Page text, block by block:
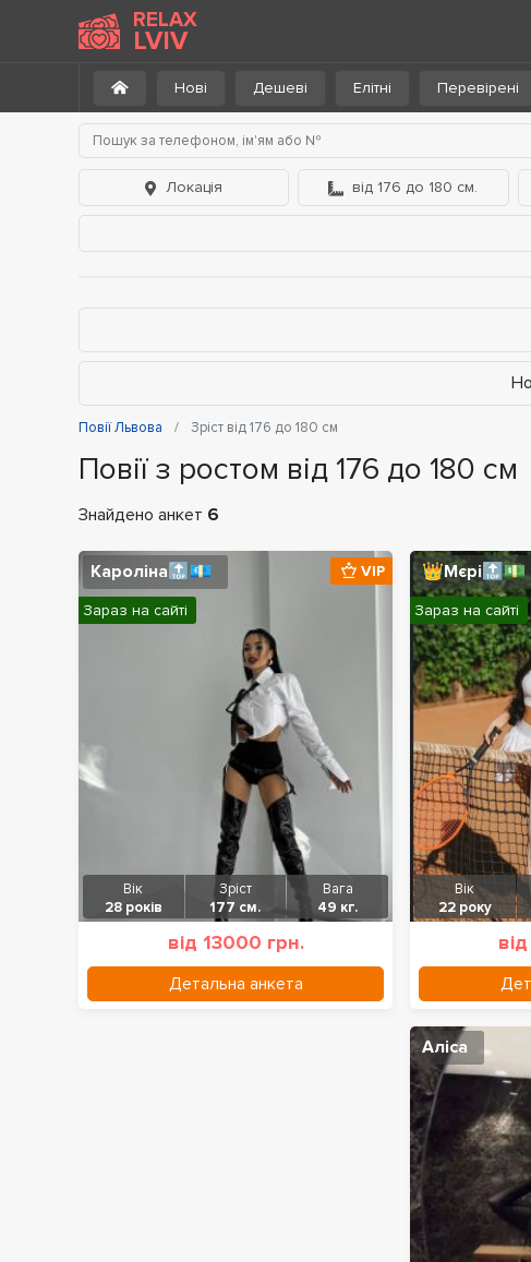
RELAX
LVIV
Нові Дешеві Елітні Перевірені
Локація від 176 до 180 см.
Повії Львова Зріст від 176 до 180 см
Повії з ростом від 176 до 180 см
Знайдено анкет 6
Кароліна🔝💶
Вік
28 років
Зріст
177 см.
Вага
49 кг.
від 13000 грн.
Детальна анкета
VIP
Зараз на сайті
👑Мєрі🔝💵
Вік
22 року
Зараз на сайті
Аліса